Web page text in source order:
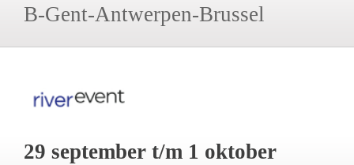
B-Gent-Antwerpen-Brussel
29 september t/m 1 oktober